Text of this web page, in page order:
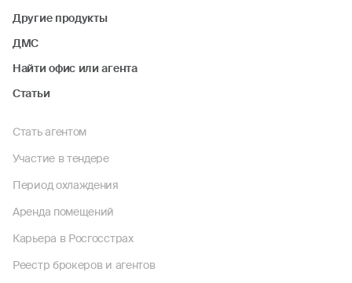
Другие продукты
ДМС
Найти офис или агента
Статьи
Стать агентом
Участие в тендере
Период охлаждения
Аренда помещений
Карьера в Росгосстрах
Реестр брокеров и агентов